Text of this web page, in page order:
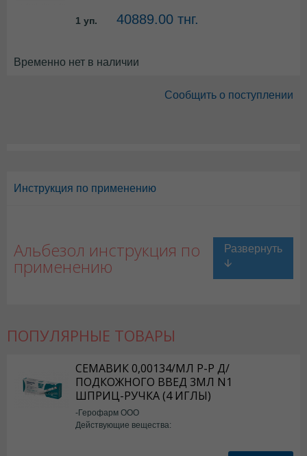
Временно нет в наличии
Сообщить о поступлении
1 уп. 40889.00 тнг.
Инструкция по применению
Альбезол инструкция по
применению
ПОПУЛЯРНЫЕ ТОВАРЫ
СЕМАВИК 0,00134/МЛ Р-Р Д/
ПОДКОЖНОГО ВВЕД 3МЛ N1
ШПРИЦ-РУЧКА (4 ИГЛЫ)
-Герофарм ООО
Действующие вещества: